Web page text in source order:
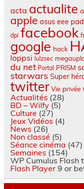
acta actualite
apple asus eee
dpi facebook
google hack
loppsi lulzsec
du net Portal PRISM
starwars Super
twitter Vie privée
Actualités (28)
BD – Wilfy(5)
Culture (27)
Jeux Vidéos (4)
News (26)
Non classé (5)
Séance cinéma (47)
Semaines (154)
WP Cumulus Flash
Flash Player9 or